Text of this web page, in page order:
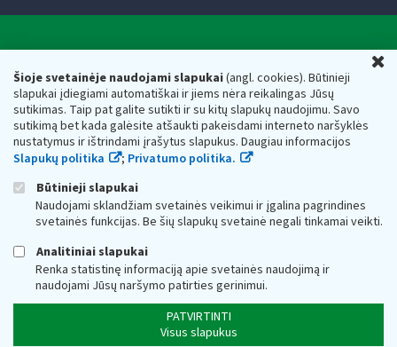
Šioje svetainėje naudojami slapukai(angl. cookies). Būtinieji
slapukai įdiegiami automatiškai ir jiems nėra reikalingas Jūsų
sutikimas. Taip pat galite sutikti ir su kitų slapukų naudojimu. Savo
sutikimą bet kada galėsite atšaukti pakeisdami interneto naršyklės
nustatymus ir ištrindami įrašytus slapukus. Daugiau informacijos
Slapukų politika
; Privatumo politika.
Būtinieji slapukai
Naudojami sklandžiam svetainės veikimui ir įgalina pagrindines
svetainės funkcijas. Be šių slapukų svetainė negali tinkamai veikti.
Analitiniai slapukai
Renka statistinę informaciją apie svetainės naudojimą ir
naudojami Jūsų naršymo patirties gerinimui.
PATVIRTINTI
Visus slapukus
Valstybinė mokesčių inspekcija prie Lietuvos
Respublikos finansų ministerijos
Biudžetinė įstaiga. Juridinio asmens kodas — 188659752,
adresas: Vasario 16-osios g. 14, 01107 Vilnius, Lietuva, el.paštas:
vmi@vmi.lt , E. pristatymo dėžutės adresas 188659752
Duomenys apie Valstybinę mokesčių inspekciją prie Lietuvos
Respublikos finansų ministerijos kaupiami ir saugomi Juridinių